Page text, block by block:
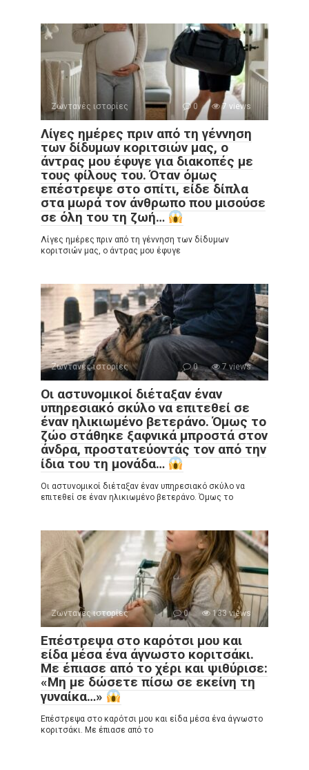
Ζωντανές ιστορίες 0 7 views
Λίγες ημέρες πριν από τη γέννηση
των δίδυμων κοριτσιών μας, ο
άντρας μου έφυγε για διακοπές με
τους φίλους του. Όταν όμως
επέστρεψε στο σπίτι, είδε δίπλα
στα μωρά τον άνθρωπο που μισούσε
σε όλη του τη ζωή…
Λίγες ημέρες πριν από τη γέννηση των δίδυμων
κοριτσιών μας, ο άντρας μου έφυγε
Ζωντανές ιστορίες 0 7 views
Οι αστυνομικοί διέταξαν έναν
υπηρεσιακό σκύλο να επιτεθεί σε
έναν ηλικιωμένο βετεράνο. Όμως το
ζώο στάθηκε ξαφνικά μπροστά στον
άνδρα, προστατεύοντάς τον από την
ίδια του τη μονάδα…
Οι αστυνομικοί διέταξαν έναν υπηρεσιακό σκύλο να
επιτεθεί σε έναν ηλικιωμένο βετεράνο. Όμως το
Ζωντανές ιστορίες 0 133 views
Επέστρεψα στο καρότσι μου και
είδα μέσα ένα άγνωστο κοριτσάκι.
Με έπιασε από το χέρι και ψιθύρισε:
«Μη με δώσετε πίσω σε εκείνη τη
γυναίκα…»
Επέστρεψα στο καρότσι μου και είδα μέσα ένα άγνωστο
κοριτσάκι. Με έπιασε από το